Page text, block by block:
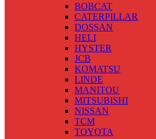
BOBCAT
CATERPILLAR
DOSSAN
HELI
HYSTER
JCB
KOMATSU
LINDE
MANITOU
MITSUBISHI
NISSAN
TCM
TOYOTA